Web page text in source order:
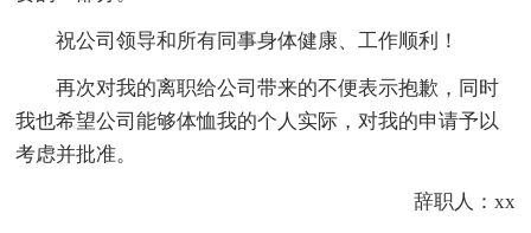
祝公司领导和所有同事身体健康、工作顺利！
再次对我的离职给公司带来的不便表示抱歉，同时
我也希望公司能够体恤我的个人实际，对我的申请予以
考虑并批准。
辞职人：xx